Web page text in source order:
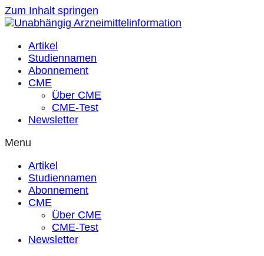
Zum Inhalt springen
Artikel
Studiennamen
Abonnement
CME
Über CME
CME-Test
Newsletter
Menu
Artikel
Studiennamen
Abonnement
CME
Über CME
CME-Test
Newsletter